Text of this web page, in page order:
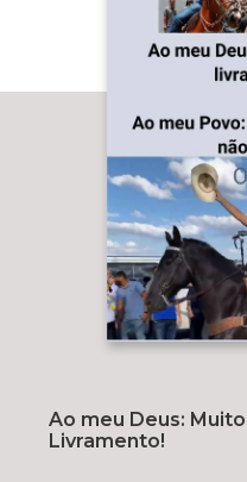
Ao meu Deus:
Livramento!